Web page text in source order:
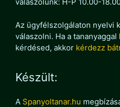
válaszolunk: H-P 10.00-
Az ügyfélszolgálaton nyelvi
válaszolni. Ha a
kérdésed, akkor kérdezz
Készült:
A Spanyoltanar.hu